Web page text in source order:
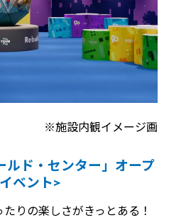
※施設内観イメージ画
ルド・センター」オープ
ベント>
の楽しさがきっとある！